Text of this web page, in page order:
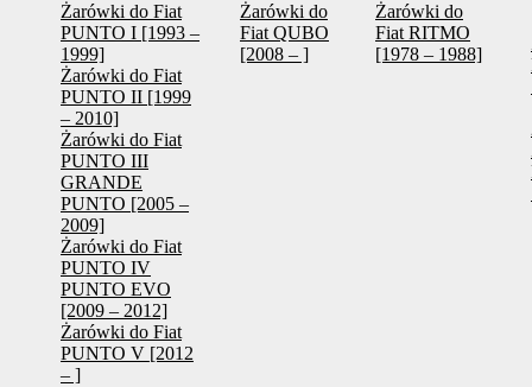
Żarówki do Fiat
PUNTO I [1993 –
1999]
Żarówki do Fiat
PUNTO II [1999
– 2010]
Żarówki do Fiat
PUNTO III
GRANDE
PUNTO [2005 –
2009]
Żarówki do Fiat
PUNTO IV
PUNTO EVO
[2009 – 2012]
Żarówki do Fiat
PUNTO V [2012
– ]
Żarówki do
Fiat QUBO
[2008 – ]
Żarówki do
Fiat RITMO
[1978 – 1988]